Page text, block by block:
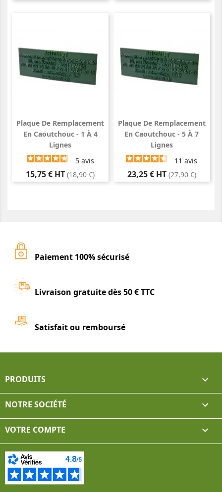
Plaque De Remplacement
En Caoutchouc - 1 À 4
Lignes
5 avis
Prix
15,75 € HT (18,90 €)
Plaque De Remplacement
En Caoutchouc - 5 À 7
Lignes
11avis
Prix
23,25 € HT (27,90 €)
Paiement 100% sécurisé
Livraison gratuite dès 50 € TTC
Satisfait ou remboursé
PRODUITS 
NOTRE SOCIÉTÉ 
VOTRE COMPTE 